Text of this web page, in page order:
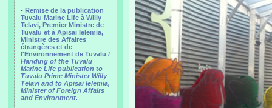
- Remise de la publication
Tuvalu Marine Life à Willy
Telavi, Premier Ministre de
Tuvalu et à Apisai Ielemia,
Ministre des Affaires
étrangères et de
l'Environnement de Tuvalu /
Handing of the Tuvalu
Marine Life publication to
Tuvalu Prime Minister Willy
Telavi and to Apisai Ielemia,
Minister of Foreign Affairs
and Environment.